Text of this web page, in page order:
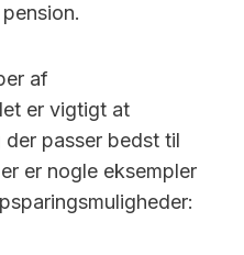
af
er vigtigt at
passer bedst til
er nogle eksempler